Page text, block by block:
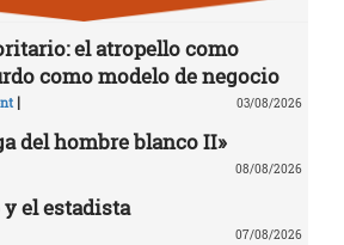
el atropello como
como modelo de negocio
| 03/08/2026
del hombre blanco II»
08/08/2026
el estadista
07/08/2026